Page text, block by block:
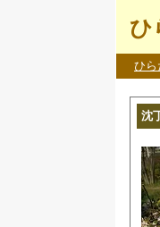
ひ
ひら
沈